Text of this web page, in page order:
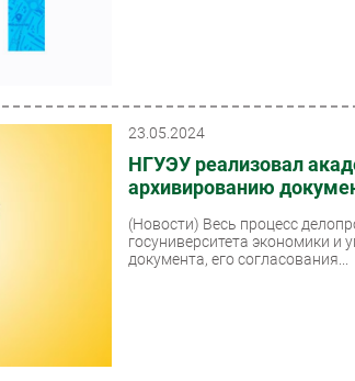
23.05.2024
НГУЭУ реализовал
архивированию
(Новости) Весь процесс
госуниверситета экономики
документа, его согласования...